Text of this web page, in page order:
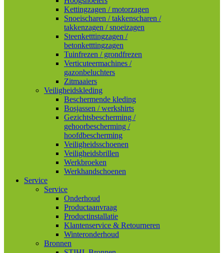
Kettingzagen / motorzagen
Snoeischaren / takkenscharen /
takkenzagen / snoeizagen
Steenketttingzagen /
betonketttingzagen
Tuinfrezen / grondfrezen
Verticuteermachines /
gazonbeluchters
Zitmaaiers
Veiligheidskleding
Beschermende kleding
Bosjassen / werkshirts
Gezichtsbescherming /
gehoorbescherming /
hoofdbescherming
Veiligheidsschoenen
Veiligheidsbrillen
Werkbroeken
Werkhandschoenen
Service
Service
Onderhoud
Productaanvraag
Productinstallatie
Klantenservice & Retourneren
Winteronderhoud
Bronnen